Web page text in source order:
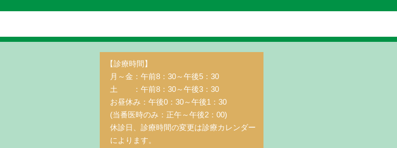
【診療時間】
月～金：午前8：30～午後5：30
土 ：午前8：30～午後3：30
お昼休み：午後0：30～午後1：30
(当番医時のみ：正午～午後2：00)
休診日、診療時間の変更は診療カレンダー
によります。